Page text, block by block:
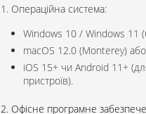
1. Операційна система:
Windows 10 / Windows 11
macOS 12.0 (Monterey)
iOS 15+ чи Android 11+
пристроїв).
2. Офісне програмне